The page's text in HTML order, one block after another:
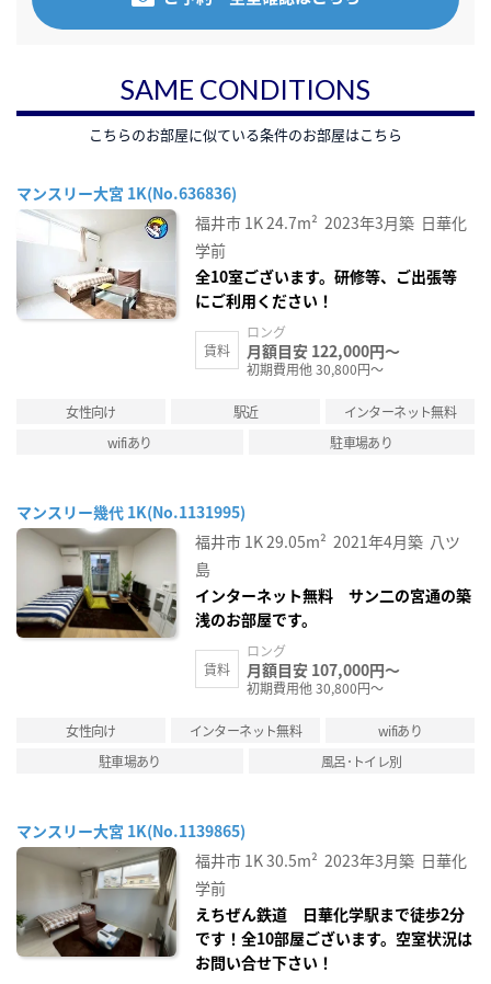
SAME CONDITIONS
こちらのお部屋に似ている条件のお部屋はこちら
マンスリー大宮 1K(No.636836)
福井市 1K24.7m² 2023年3月築 日華化
学前
全10室ございます。研修等、ご出張等
にご利用ください！
賃料
ロング
月額目安 122,000円～
初期費用他 30,800円～
女性向け 駅近
インターネット無料
wifiあり
駐車場あり
マンスリー幾代 1K(No.1131995)
福井市 1K29.05m² 2021年4月築 八ツ
島
インターネット無料 サン二の宮通の築
浅のお部屋です。
賃料
ロング
月額目安 107,000円～
初期費用他 30,800円～
女性向け インターネット無料
wifiあり
駐車場あり
風呂･トイレ別
マンスリー大宮 1K(No.1139865)
福井市 1K30.5m² 2023年3月築 日華化
学前
えちぜん鉄道 日華化学駅まで徒歩2分
です！全10部屋ございます。空室状況は
お問い合せ下さい！